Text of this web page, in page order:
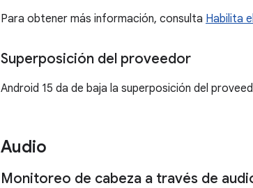
Para obtener más información, consulta Habilita
Superposición del proveedor
Android 15 da de baja la superposición del
Audio
Monitoreo de cabeza a través de